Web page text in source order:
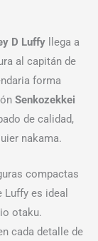
D Luffy llega a
al capitán de
forma
Senkozekkei
de calidad,
nakama.
compactas
Luffy es ideal
otaku.
cada detalle de